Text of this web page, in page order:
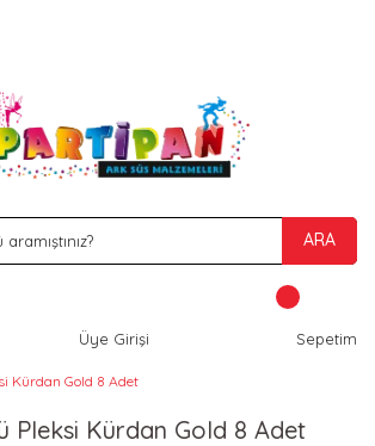
ARA
Üye Girişi Sepetim
Pleksi Kürdan Gold 8 Adet